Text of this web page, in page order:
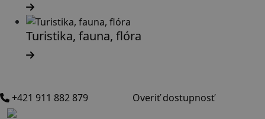
Turistika, fauna, flóra
+421 911 882 879 Overiť dostupnosť